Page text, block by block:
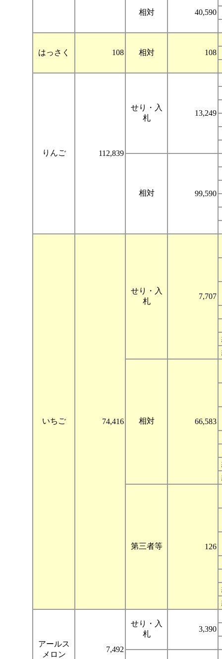
相対 40,590
はっさく 108 相対 108
りんご 112,839
せり・入
札
13,249
相対 99,590
いちご 74,416
せり・入
札
7,707
相対 66,583
第三者等 126
アールス
メロン
7,492
せり・入
札
3,390